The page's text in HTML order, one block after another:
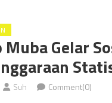
Muba Gelar
Suh Comment(0)